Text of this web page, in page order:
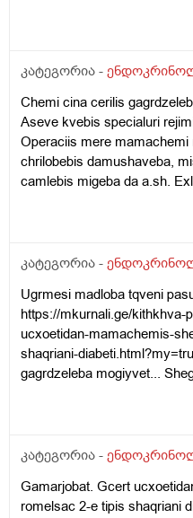
კატეგორია -
Chemi cina cerilis
Aseve kvebis specialuri
Operaciis mere
chrilobebis damushaveba,
camlebis migeba da a.sh.
saertod da tan tviton
Cota dadzabuli urtiertoba ki
apirebdnen Tbilisshi
clebia, ragac ver vcnobt
da yvelapers negatiurad
daemata da dzalian
undoda da ar midioda
Tviton mis mamas anu
xom ar sheeshinda da am
gaumartlebeli saqcielia
Momentebshi, titqos rogor
კატეგორია -
Ugrmesi madloba tqveni
https://mkurnali.ge/kithkhva-
ucxoetidan-mamachemis-
shaqriani-
gagrdzeleba mogiyvet...
tipis shaqriani diabeti aqvs
da iq 2 camali gamouceres
cnevac. Samcuxarod 1
mamachemma da exlac ver
კატეგორია -
Gamarjobat. Gcert
romelsac 2-e tipis shaqriani